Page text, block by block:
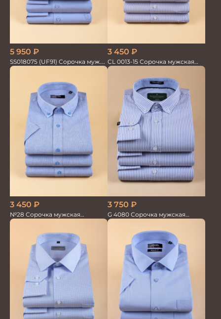
5 950 ₽
SS018075 (UF91) Сорочка муж.
дл.рук. GROSTYLE PRIME
3 450 ₽
CL 0013-15 Сорочка мужская
короткий рукав
3 450 ₽
№28 Сорочка мужская
кор.рукав
3 750 ₽
G 4080 Сорочка мужская
голубой